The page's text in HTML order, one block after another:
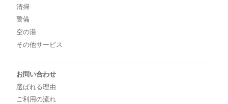
清掃
警備
空の湯
その他サービス
お問い合わせ
選ばれる理由
ご利用の流れ